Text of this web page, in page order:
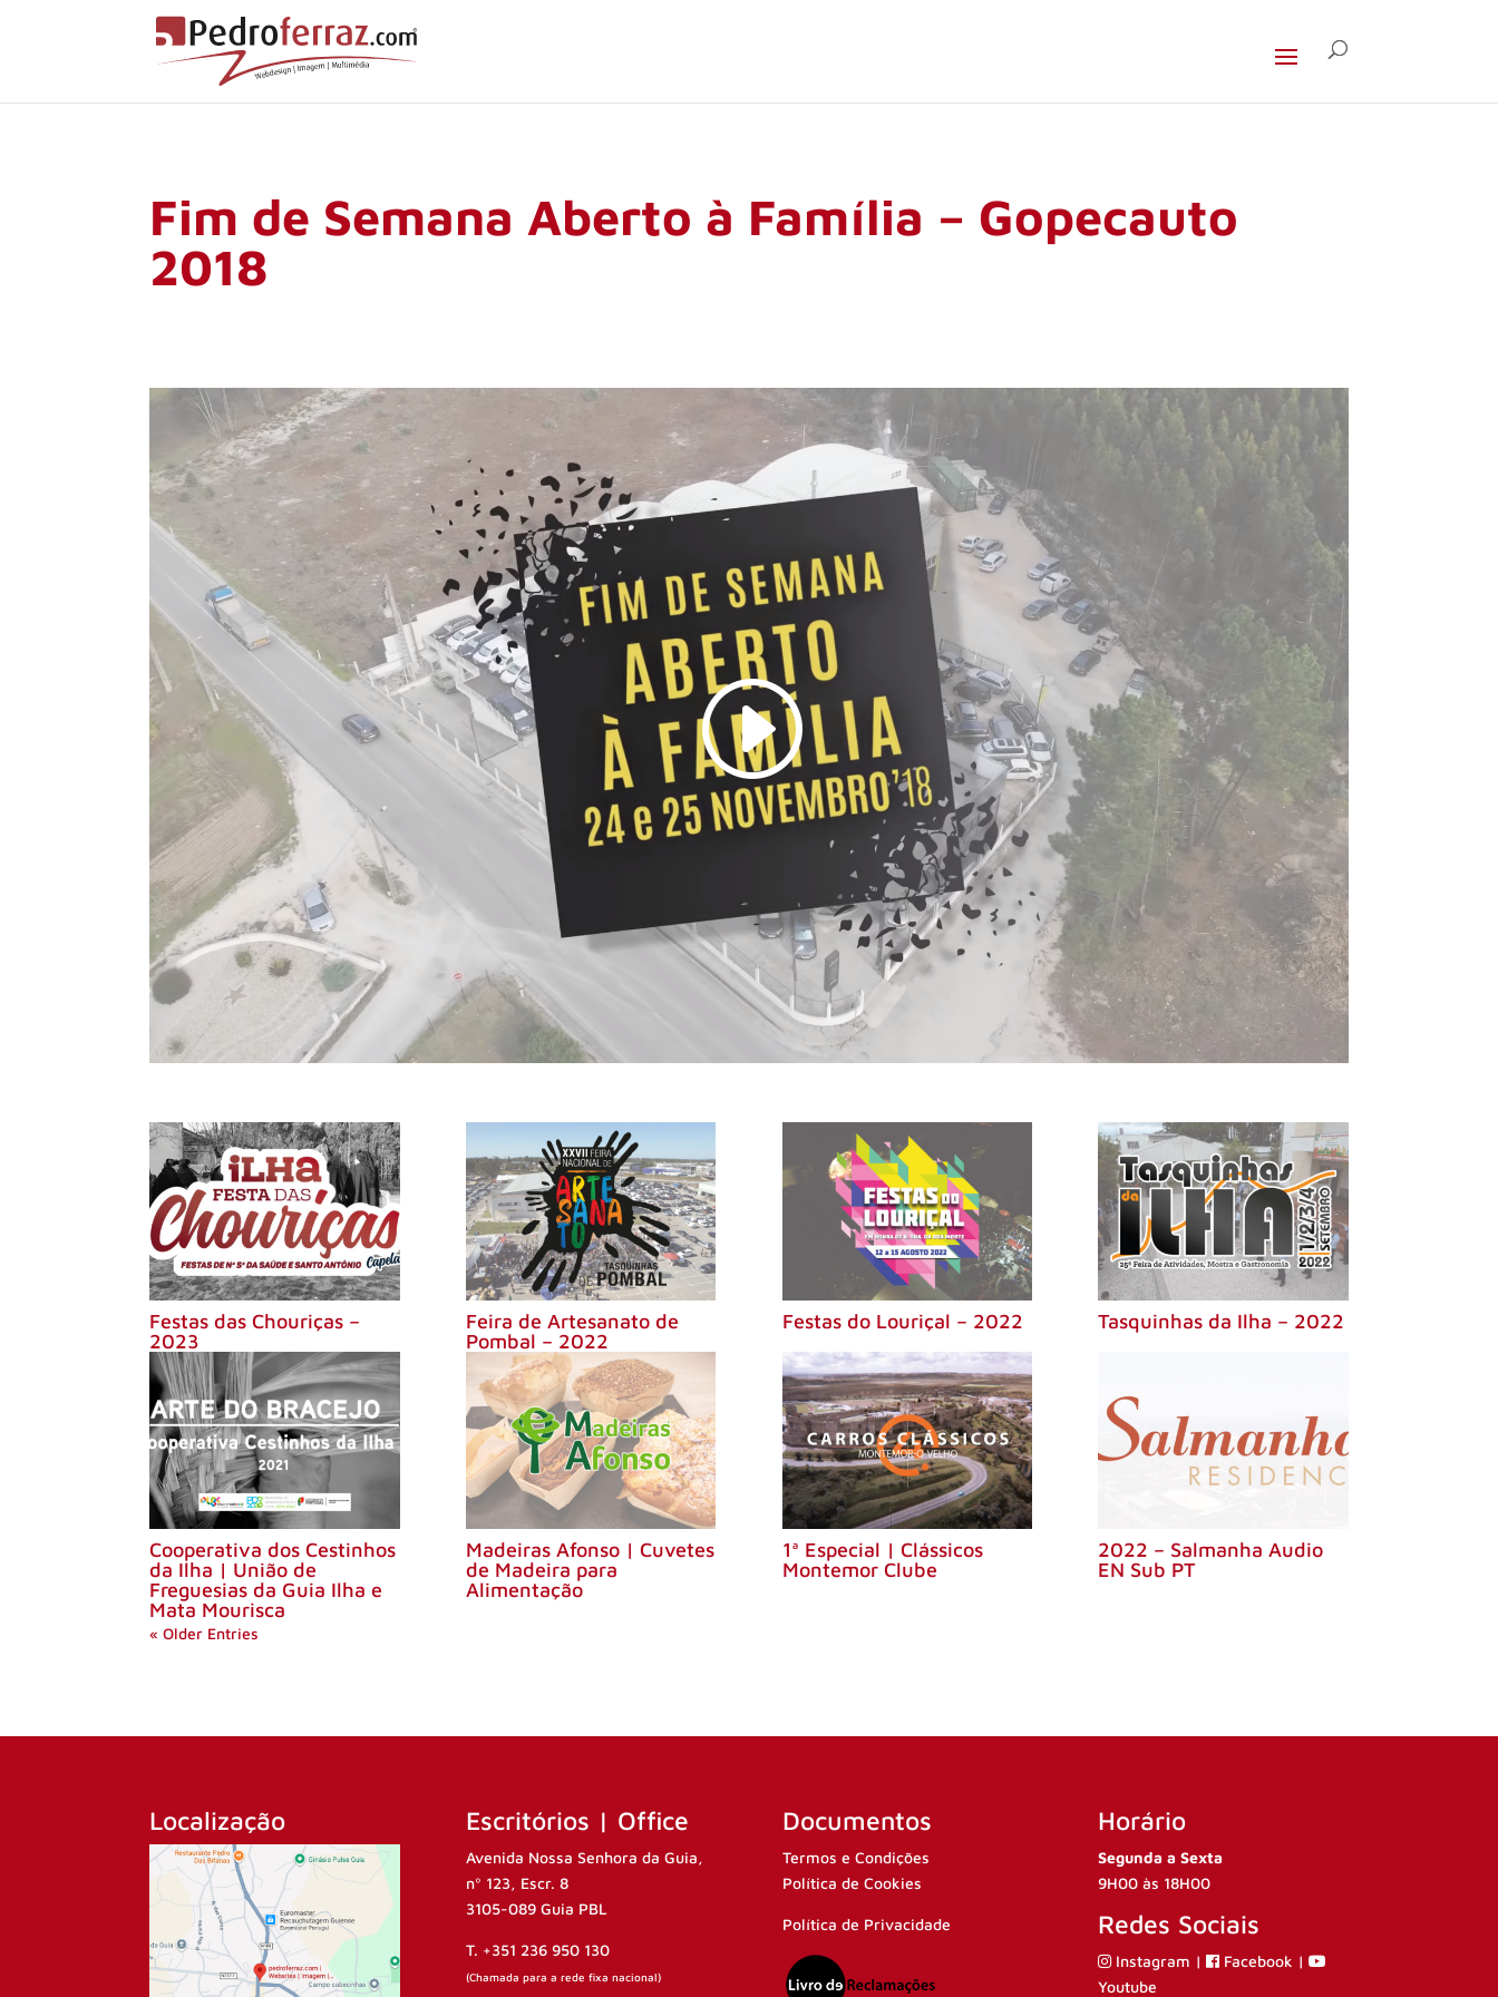
Fim de Semana Aberto à Família – Gopecauto
2018
Festas das Chouriças –
2023
Feira de Artesanato de
Pombal – 2022
Festas do Louriçal – 2022 Tasquinhas da Ilha – 2022
Cooperativa dos Cestinhos
da Ilha | União de
Freguesias da Guia Ilha e
Mata Mourisca
Madeiras Afonso | Cuvetes
de Madeira para
Alimentação
1ª Especial | Clássicos
Montemor Clube
2022 – Salmanha Audio
EN Sub PT
« Older Entries
Localização Escritórios | Office
Avenida Nossa Senhora da Guia,
nº 123, Escr. 8
3105-089 Guia PBL
T. +351 236 950 130
(Chamada para a rede fixa nacional)
Documentos
Termos e Condições
Política de Cookies
Política de Privacidade
Horário
Segunda a Sexta
9H00 às 18H00
Redes Sociais
Instagram | Facebook |
Youtube